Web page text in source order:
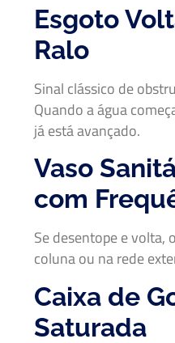
Esgoto
Ralo
Sinal clássico de
Quando a água
já está avançado.
Vaso
com
Se desentope e volta,
coluna ou na rede
Caixa de
Saturada